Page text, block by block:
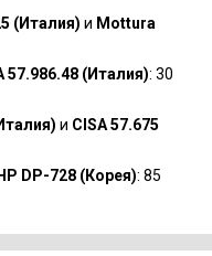
(Италия) и Mottura
57.986.48 (Италия): 30
и CISA 57.675
DP-728 (Корея): 85